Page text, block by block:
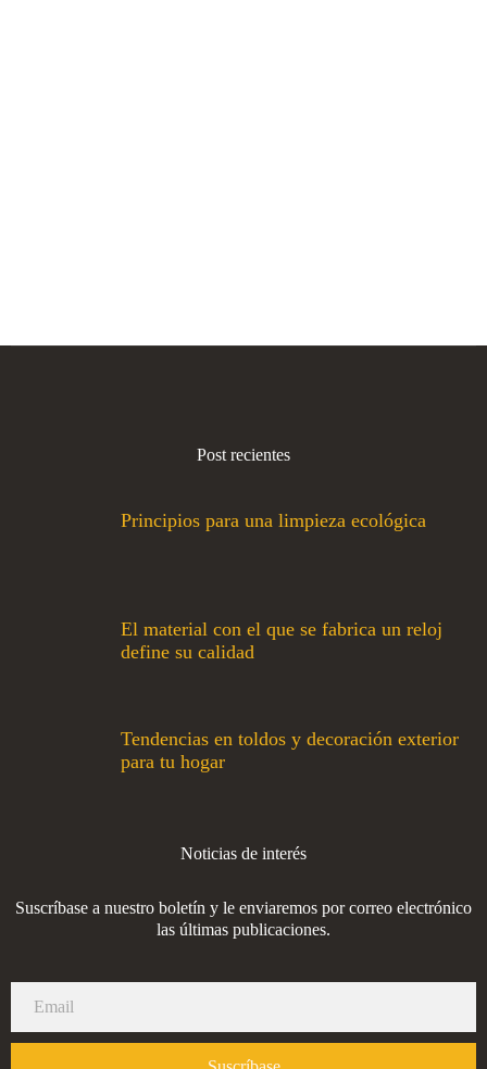
Post recientes
Principios para una limpieza ecológica
El material con el que se fabrica un reloj
define su calidad
Tendencias en toldos y decoración exterior
para tu hogar
Noticias de interés
Suscríbase a nuestro boletín y le enviaremos por correo electrónico
las últimas publicaciones.